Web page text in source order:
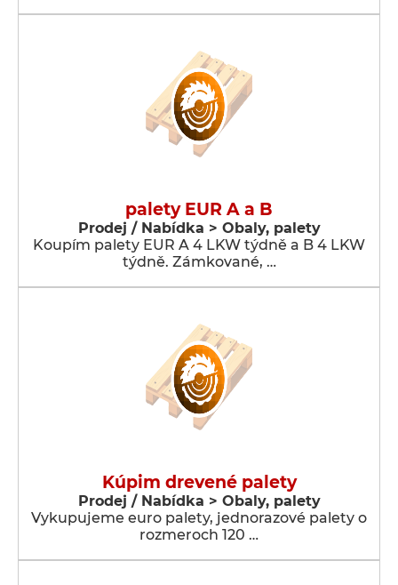
palety EUR A a B
Prodej / Nabídka > Obaly, palety
Koupím palety EUR A 4 LKW týdně a B 4 LKW
týdně. Zámkované, …
Kúpim drevené palety
Prodej / Nabídka > Obaly, palety
Vykupujeme euro palety, jednorazové palety o
rozmeroch 120 …